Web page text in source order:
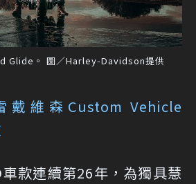
Glide。 圖／Harley-Davidson提供
戴維森Custom Vehicle
款連續第26年，為獨具慧